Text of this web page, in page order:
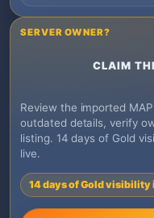
SERVER OWNER?
CLAIM
Review the imported
outdated details, verify
listing. 14 days of Gold
live.
14 days of Gold visibility